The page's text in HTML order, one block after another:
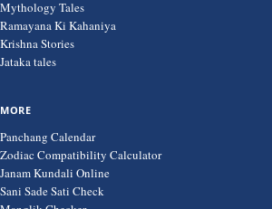
Mythology Tales
Ramayana Ki Kahaniya
Krishna Stories
Jataka tales
MORE
Panchang Calendar
Zodiac Compatibility Calculator
Janam Kundali Online
Sani Sade Sati Check